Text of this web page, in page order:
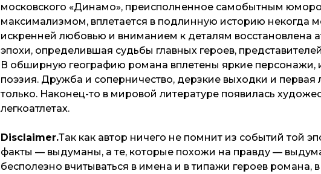
московского «Динамо», преисполненное самобытным
максимализмом, вплетается в подлинную историю некогда
искренней любовью и вниманием к деталям восстановлена
эпохи, определившая судьбы главных героев,
В обширную географию романа вплетены яркие персонажи,
поэзия. Дружба и соперничество, дерзкие выходки и первая
только. Наконец-то в мировой литературе появилась
легкоатлетах.
Disclaimer.Так как автор ничего не помнит из событий той
факты — выдуманы, а те, которые похожи на правду —
бесполезно вчитываться в имена и в типажи героев романа,